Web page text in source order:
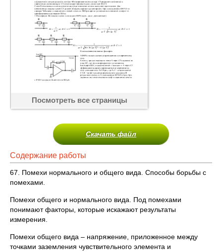
Посмотреть все страницы
Скачать файл
Содержание работы
67. Помехи нормального и общего вида. Способы борьбы с
помехами.
Помехи общего и нормального вида. Под помехами
понимают факторы, которые искажают результаты
измерения.
Помехи общего вида – напряжение, приложенное между
точками заземления чувствительного элемента и